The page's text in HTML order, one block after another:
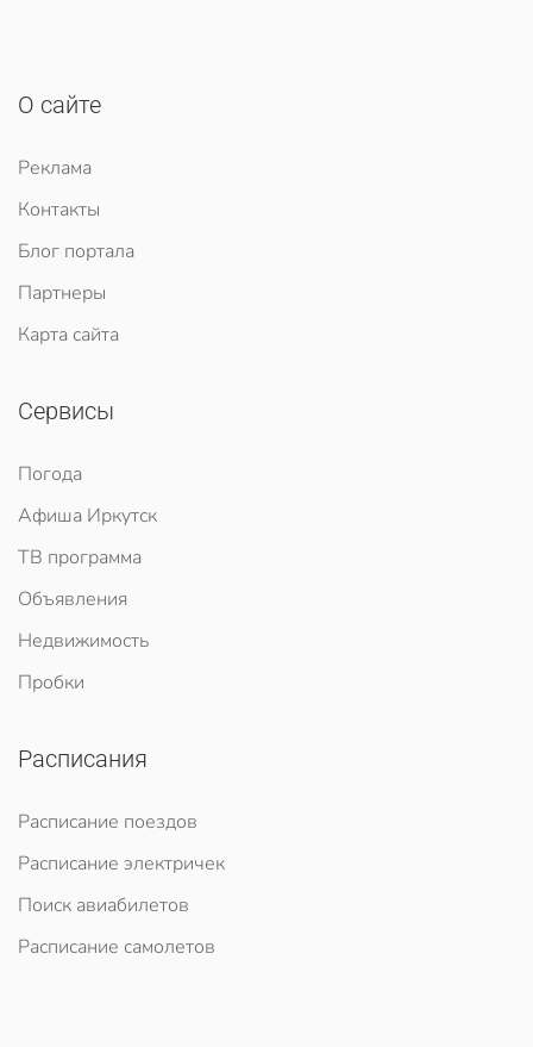
О сайте
Реклама
Контакты
Блог портала
Партнеры
Карта сайта
Сервисы
Погода
Афиша Иркутск
ТВ программа
Объявления
Недвижимость
Пробки
Расписания
Расписание поездов
Расписание электричек
Поиск авиабилетов
Расписание самолетов